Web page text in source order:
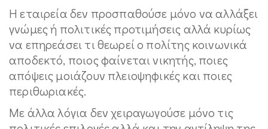
Η εταιρεία δεν προσπαθούσε μόνο να αλλάξει
γνώμες ή πολιτικές προτιμήσεις αλλά κυρίως
να επηρεάσει τι θεωρεί ο πολίτης κοινωνικά
αποδεκτό, ποιος φαίνεται νικητής, ποιες
απόψεις μοιάζουν πλειοψηφικές και ποιες
περιθωριακές.
Με άλλα λόγια δεν χειραγωγούσε μόνο τις